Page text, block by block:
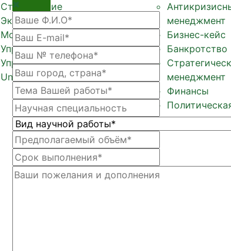
Страхование
Экономическая теория
Мотивация персонала
Управление предприятием
Управление персоналом
Unit экономика
менеджмент
Бизнес-кейс
Банкротство
менеджмент
Финансы